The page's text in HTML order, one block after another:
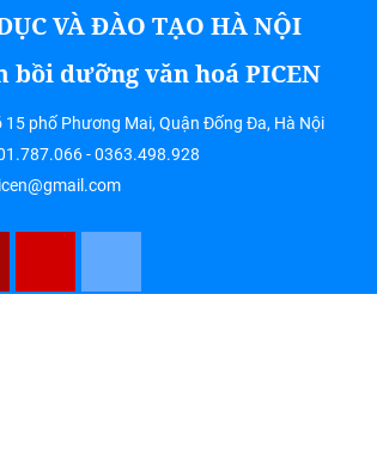
VÀ ĐÀO TẠO HÀ NỘI
bồi dưỡng văn hoá PICEN
15 phố Phương Mai, Quận Đống Đa, Hà Nội
- 0363.498.928